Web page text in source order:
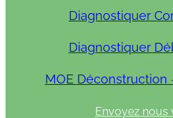
Diagnostiquer
Diagnostiquer
MOE Déconstruction
Envoyez nous